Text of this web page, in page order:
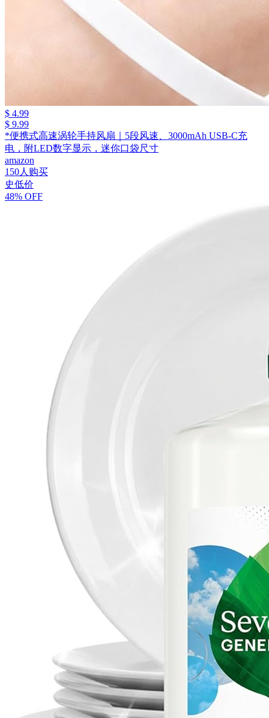
$ 4.99
$ 9.99
*便携式高速涡轮手持风扇｜5段风速、3000mAh USB-C充
电，附LED数字显示，迷你口袋尺寸
amazon
150人购买
史低价
48% OFF